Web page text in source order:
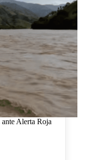
Alerta Roja